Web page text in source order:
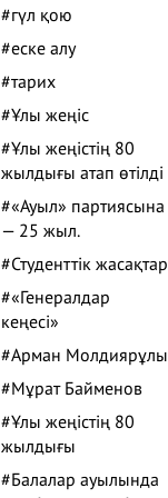
#гүл қою
#еске алу
#тарих
#Ұлы жеңіс
#Ұлы жеңістің 80
жылдығы атап өтілді
#«Ауыл» партиясына
— 25 жыл.
#Студенттік жасақтар
#«Генералдар
кеңесі»
#Арман Молдиярұлы
#Мұрат Байменов
#Ұлы жеңістің 80
жылдығы
#Балалар ауылында